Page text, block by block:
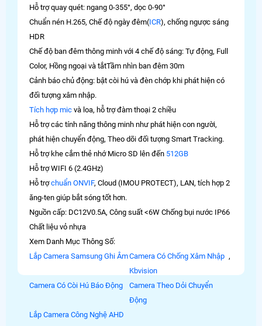
Hỗ trợ quay quét: ngang 0-355°, dọc 0-90°
Chuẩn nén H.265, Chế độ ngày đêm(ICR), chống ngược sáng
HDR
Chế độ ban đêm thông minh với 4 chế độ sáng: Tự động, Full
Color, Hồng ngoại và tắtTầm nhìn ban đêm 30m
Cảnh báo chủ động: bật còi hú và đèn chớp khi phát hiện có
đối tượng xâm nhập.
Tích hợp mic và loa, hỗ trợ đàm thoại 2 chiều
Hỗ trợ các tính năng thông minh như phát hiện con người,
phát hiện chuyển động, Theo dõi đối tượng Smart Tracking.
Hỗ trợ khe cắm thẻ nhớ Micro SD lên đến 512GB
Hỗ trợ WIFI 6 (2.4GHz)
Hỗ trợchuẩn ONVIF, Cloud (IMOU PROTECT), LAN, tích hợp 2
ăng-ten giúp bắt sóng tốt hơn.
Nguồn cấp: DC12V0.5A, Công suất <6W Chống bụi nước IP66
Chất liệu vỏ nhựa
Xem Danh Mục Thông Số:
Lắp Camera Samsung Ghi Âm
,
Camera Có Chống Xâm Nhập
Kbvision
Camera Có Còi Hú Báo Động
Camera Theo Dỏi Chuyển
Động
Lắp Camera Công Nghệ AHD